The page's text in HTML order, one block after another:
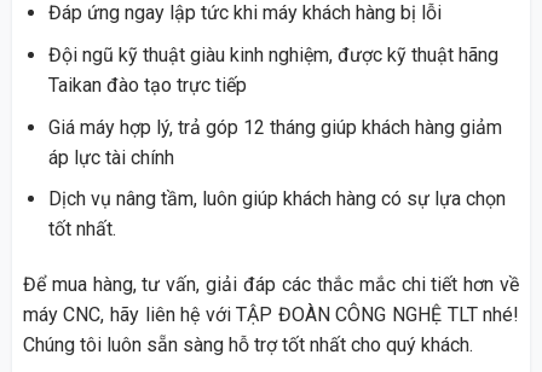
Đáp ứng ngay lập tức khi máy khách hàng bị lỗi
Đội ngũ kỹ thuật giàu kinh nghiệm, được kỹ thuật hãng
Taikan đào tạo trực tiếp
Giá máy hợp lý, trả góp 12 tháng giúp khách hàng giảm
áp lực tài chính
Dịch vụ nâng tầm, luôn giúp khách hàng có sự lựa chọn
tốt nhất.
Để mua hàng, tư vấn, giải đáp các thắc mắc chi tiết hơn về
máy CNC, hãy liên hệ với TẬP ĐOÀN CÔNG NGHỆ TLT nhé!
Chúng tôi luôn sẵn sàng hỗ trợ tốt nhất cho quý khách.